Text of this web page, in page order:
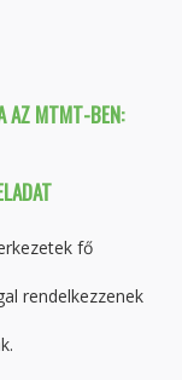
AZ MTMT-BEN:
fő
rendelkezzenek